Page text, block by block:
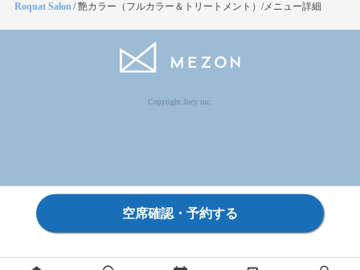
Roquat Salon/艶カラー（フルカラー＆トリートメント）/メニュー詳細
Copyright Jocy inc.
空席確認・予約する